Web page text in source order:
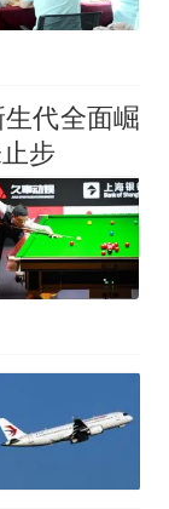
生代全面崛
步